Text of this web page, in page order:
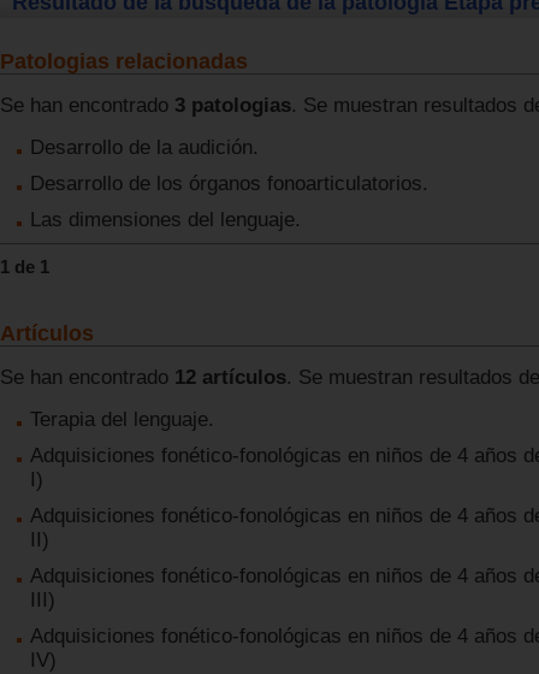
Patologias relacionadas
Se han encontrado 3 patologias. Se muestran resultados
Desarrollo de la audición.
Desarrollo de los órganos fonoarticulatorios.
Las dimensiones del lenguaje.
1 de 1
Artículos
Se han encontrado 12 artículos. Se muestran resultados
Terapia del lenguaje.
Adquisiciones fonético-fonológicas en niños de 4 años
I)
Adquisiciones fonético-fonológicas en niños de 4 años
II)
Adquisiciones fonético-fonológicas en niños de 4 años
III)
Adquisiciones fonético-fonológicas en niños de 4 años
IV)